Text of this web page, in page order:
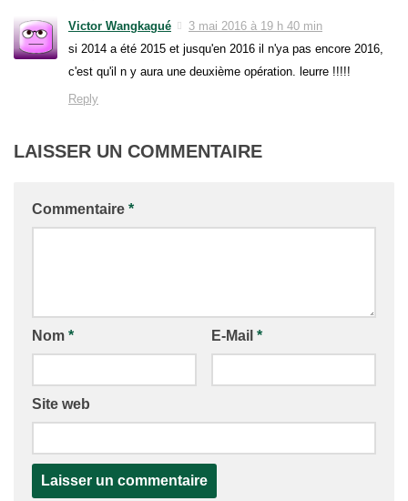
Victor Wangkagué
3 mai 2016 à 19 h 40 min
si 2014 a été 2015 et jusqu'en 2016 il n'ya pas encore 2016,
c'est qu'il n y aura une deuxième opération. leurre !!!!!
Reply
LAISSER UN COMMENTAIRE
Commentaire *
Nom * E-Mail *
Site web